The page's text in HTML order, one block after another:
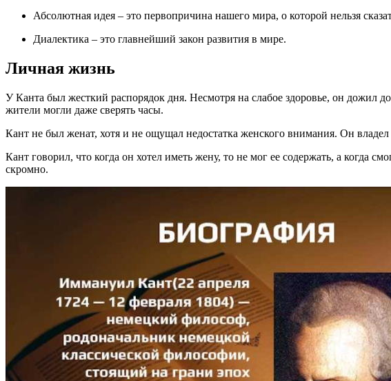
Абсолютная идея – это первопричина нашего мира, о которой нельзя
Диалектика – это главнейший закон развития в мире.
Личная жизнь
У Канта был жесткий распорядок дня. Несмотря на слабое здоровье, он
жители могли даже сверять часы.
Кант не был женат, хотя и не ощущал недостатка женского внимания. Он
Кант говорил, что когда он хотел иметь жену, то не мог ее содержать, а когда
скромно.